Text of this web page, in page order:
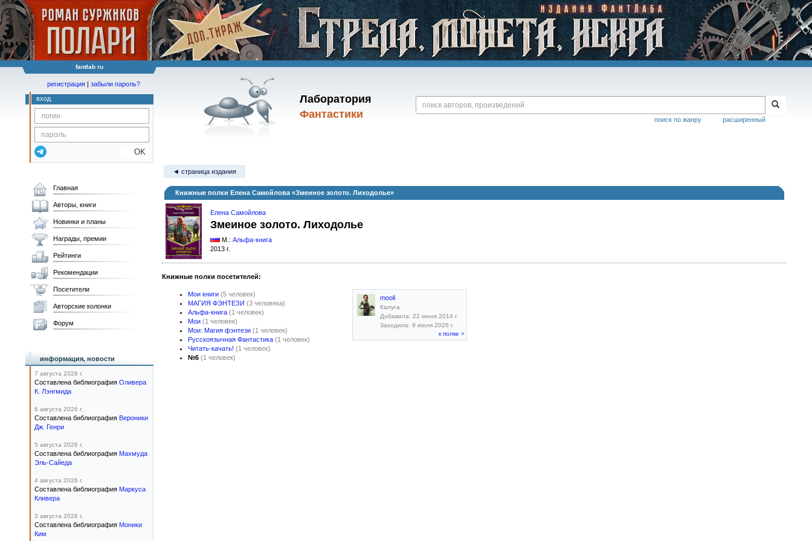
fantlab ru
Лаборатория
Фантастики
расширенный
поиск по жанру
регистрация | забыли пароль?
вход
OK
◄ страница издания
Книжные полки Елена Самойлова «Змеиное золото. Лиходолье»
Елена Самойлова
Змеиное золото. Лиходолье
М.: Альфа-книга
2013 г.
Книжные полки посетителей:
Мои книги (5 человек)
МАГИЯ ФЭНТЕЗИ (3 человека)
Альфа-книга (1 человек)
Мои (1 человек)
Мои: Магия фэнтези (1 человек)
Русскоязычная Фантастика (1 человек)
Читать-качать! (1 человек)
№6 (1 человек)
mooli
Калуга
Добавила: 22 июня 2014 г.
Заходила: 9 июля 2026 г.
к полке >
Главная
Авторы, книги
Новинки и планы
Награды, премии
Рейтинги
Рекомендации
Посетители
Авторские колонки
Форум
информация, новости
7 августа 2026 г.
Составлена библиография Оливера
К. Лэнгмида
6 августа 2026 г.
Составлена библиография Вероники
Дж. Генри
5 августа 2026 г.
Составлена библиография Махмуда
Эль-Сайеда
4 августа 2026 г.
Составлена библиография Маркуса
Кливера
3 августа 2026 г.
Составлена библиография Моники
Ким